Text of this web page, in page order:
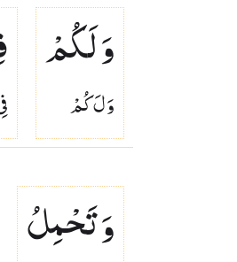
وَ لَكُمْ
وَ لَ كُمْ
وَ تَحْمِلُ